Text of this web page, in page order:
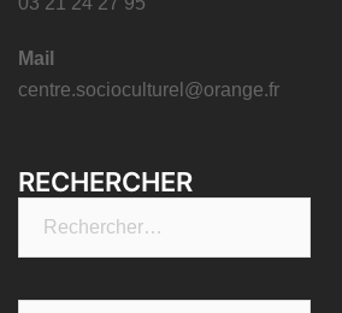
Mail
centre.socioculturel@orange.fr
RECHERCHER